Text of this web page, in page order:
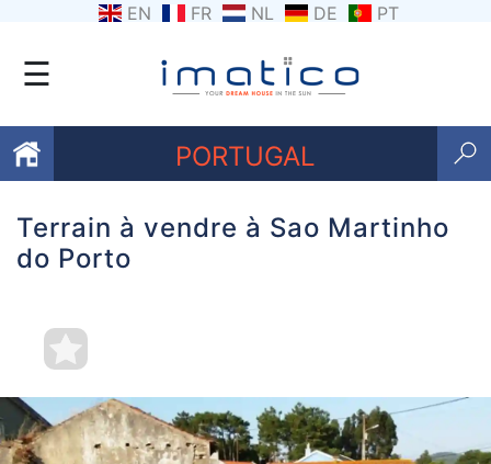
EN FR NL DE PT
☰
PORTUGAL
Favoris
nous
Contactez
nous
Terrain à vendre à Sao Martinho
do Porto